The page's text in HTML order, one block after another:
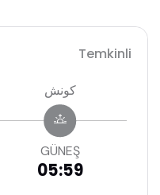
Temkinli
كونش
GÜNEŞ
05:59